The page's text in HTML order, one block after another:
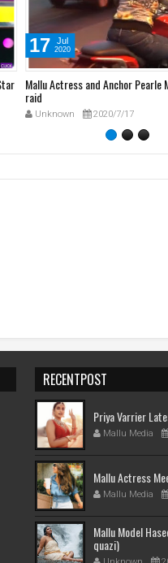
17 Jul
2020
Mallu Actress and Anchor Pearle
raid
Unknown 2020/7/17
RECENTPOST
Priya Varrier
Mallu Media
Mallu Actress
Mallu Media
Mallu Model
quazi)